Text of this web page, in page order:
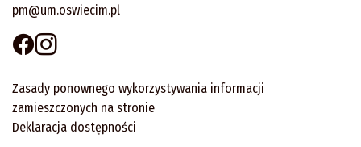
pm@um.oswiecim.pl
Zasady ponownego wykorzystywania informacji
zamieszczonych na stronie
Deklaracja dostępności